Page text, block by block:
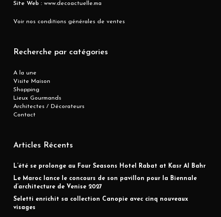
Site Web :www.decoactuelle.ma
Voir nos conditions générales de ventes
Recherche par catégories
A la une
Visite Maison
Shopping
Lieux Gourmands
Architectes / Décorateurs
Contact
Articles Récents
L’été se prolonge au Four Seasons Hotel Rabat at Kasr Al Bahr
Le Maroc lance le concours de son pavillon pour la Biennale
d’architecture de Venise 2027
Seletti enrichit sa collection Canopie avec cinq nouveaux
visages